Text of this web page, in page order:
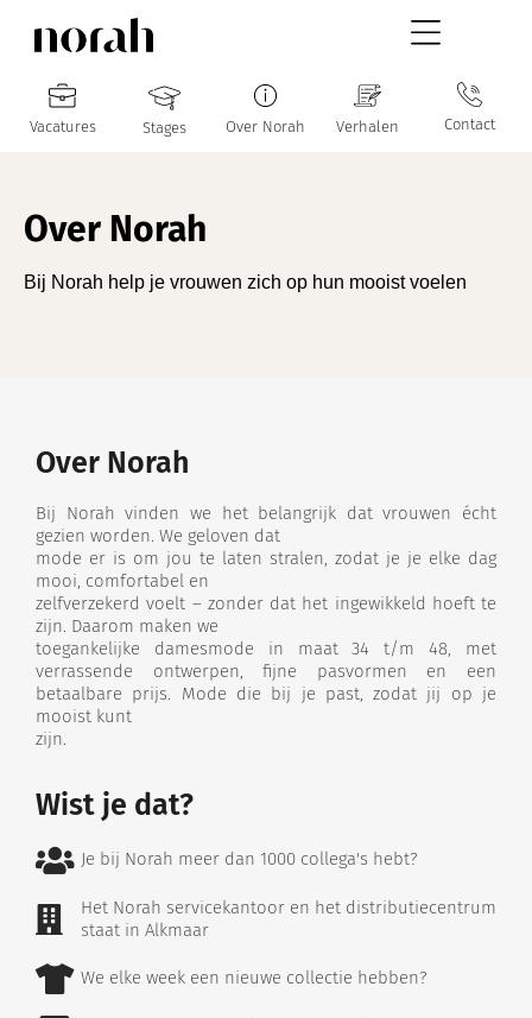
Vacatures Stages Over Norah Verhalen Contact
Over Norah
Bij Norah help je vrouwen zich op hun mooist voelen
Over Norah
Bij Norah vinden we het belangrijk dat vrouwen écht
gezien worden. We geloven dat
mode er is om jou te laten stralen, zodat je je elke dag
mooi, comfortabel en
zelfverzekerd voelt – zonder dat het ingewikkeld hoeft te
zijn. Daarom maken we
toegankelijke damesmode in maat 34 t/m 48, met
verrassende ontwerpen, fijne pasvormen en een
betaalbare prijs. Mode die bij je past, zodat jij op je
mooist kunt
zijn.
Wist je dat?
Je bij Norah meer dan 1000 collega's hebt?
Het Norah servicekantoor en het distributiecentrum
staat in Alkmaar
We elke week een nieuwe collectie hebben?